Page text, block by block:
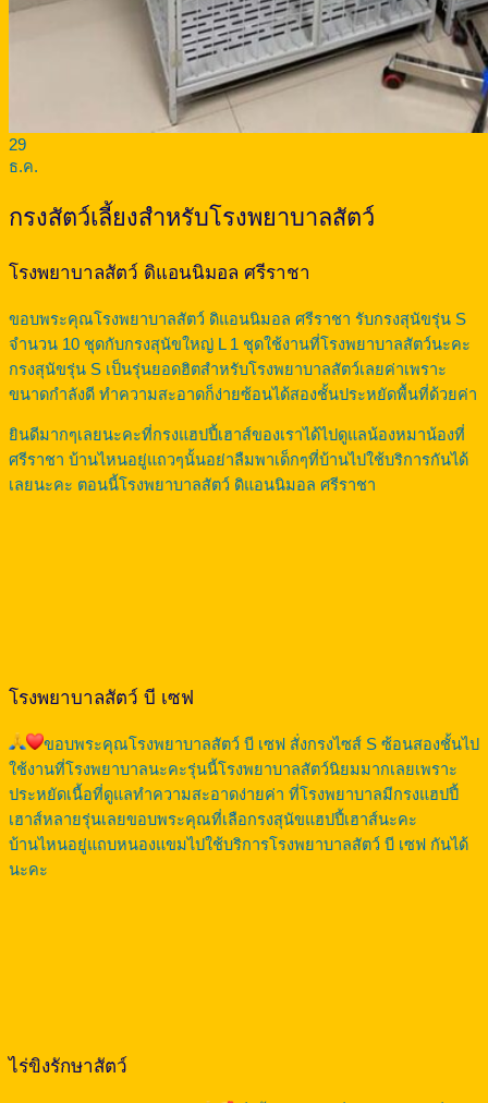
29
ธ.ค.
กรงสัตว์เลี้ยงสำหรับโรงพยาบาลสัตว์
โรงพยาบาลสัตว์ ดิแอนนิมอล ศรีราชา
ขอบพระคุณโรงพยาบาลสัตว์ ดิแอนนิมอล ศรีราชา รับกรงสุนัขรุ่น S
จำนวน 10 ชุดกับกรงสุนัขใหญ่ L 1 ชุดใช้งานที่โรงพยาบาลสัตว์นะคะ
กรงสุนัขรุ่น S เป็นรุ่นยอดฮิตสำหรับโรงพยาบาลสัตว์เลยค่าเพราะ
ขนาดกำลังดี ทำความสะอาดก็ง่ายซ้อนได้สองชั้นประหยัดพื้นที่ด้วยค่า
ยินดีมากๆเลยนะคะที่กรงแฮปปี้เฮาส์ของเราได้ไปดูแลน้องหมาน้องที่
ศรีราชา บ้านไหนอยู่แถวๆนั้นอย่าลืมพาเด็กๆที่บ้านไปใช้บริการกันได้
เลยนะคะ ตอนนี้โรงพยาบาลสัตว์ ดิแอนนิมอล ศรีราชา
โรงพยาบาลสัตว์ บี เซฟ
ขอบพระคุณโรงพยาบาลสัตว์ บี เซฟ สั่งกรงไซส์ S ซ้อนสองชั้นไป
ใช้งานที่โรงพยาบาลนะคะรุ่นนี้โรงพยาบาลสัตว์นิยมมากเลยเพราะ
ประหยัดเนื้อที่ดูแลทำความสะอาดง่ายค่า ที่โรงพยาบาลมีกรงแฮปปี้
เฮาส์หลายรุ่นเลยขอบพระคุณที่เลือกรงสุนัขแฮปปี้เฮาส์นะคะ
บ้านไหนอยู่แถบหนองแขมไปใช้บริการโรงพยาบาลสัตว์ บี เซฟ กันได้
นะคะ
ไร่ขิงรักษาสัตว์